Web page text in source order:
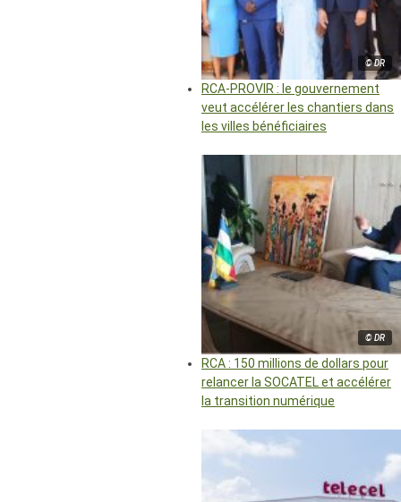
© DR
RCA-PROVIR : le gouvernement
veut accélérer les chantiers dans
les villes bénéficiaires
© DR
RCA : 150 millions de dollars pour
relancer la SOCATEL et accélérer
la transition numérique